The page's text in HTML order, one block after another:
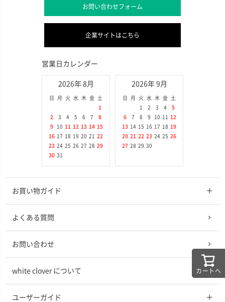
カートへ
お問い合わせフォーム
企業サイトはこちら
営業日カレンダー
2026年 8月
日 月 火 水 木 金
土
1
2
3 4 5 6 7
8
9
10 11 12 13 14 15
16 17 18 19 20 21
22
23 24 25 26 27 28 29
30 31
2026年 9月
日 月 火 水 木 金
土
1
2 3 4
5
6
7 8 9 10 11
12
13 14 15 16 17 18 19
20 21 22 23 24 25 26
27 28 29 30
お買い物ガイド
よくある質問
お問い合わせ
white clover について
ユーザーガイド